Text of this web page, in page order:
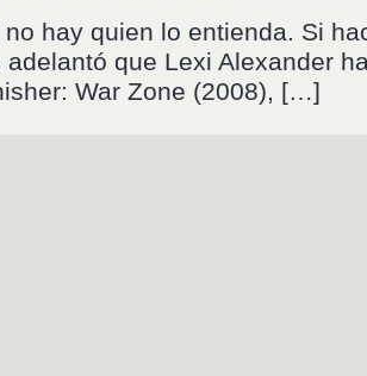
hay quien lo entienda. Si
adelantó que Lexi Alexander
War Zone (2008), […]